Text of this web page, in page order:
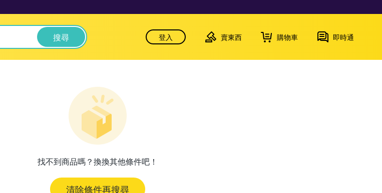
搜尋 登入 賣東西 購物車 即時通
找不到商品嗎？換換其他條件吧！
清除條件再搜尋